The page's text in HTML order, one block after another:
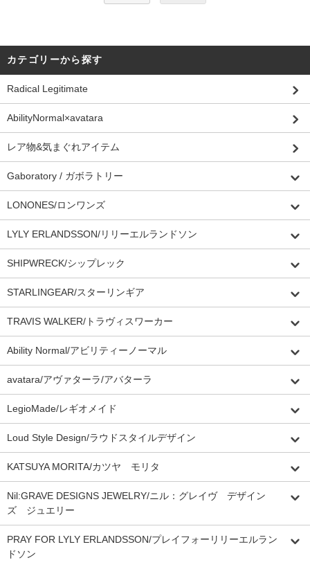
カテゴリーから探す
Radical Legitimate
AbilityNormal×avatara
レア物&気まぐれアイテム
Gaboratory / ガボラトリー
LONONES/ロンワンズ
LYLY ERLANDSSON/リリーエルランドソン
SHIPWRECK/シップレック
STARLINGEAR/スターリンギア
TRAVIS WALKER/トラヴィスワーカー
Ability Normal/アビリティーノーマル
avatara/アヴァターラ/アバターラ
LegioMade/レギオメイド
Loud Style Design/ラウドスタイルデザイン
KATSUYA MORITA/カツヤ モリタ
Nil:GRAVE DESIGNS JEWELRY/ニル：グレイヴ デザイン
ズ ジュエリー
PRAY FOR LYLY ERLANDSSON/プレイフォーリリーエルラン
ドソン